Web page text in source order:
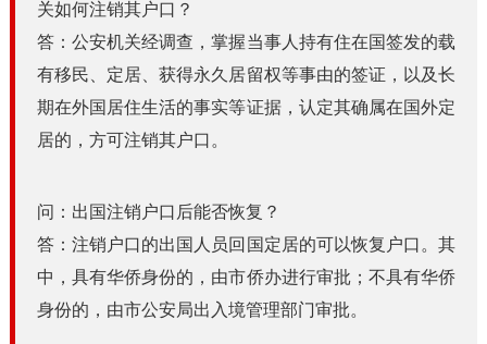
关如何注销其户口？
答：公安机关经调查，掌握当事人持有住在国签发的载
有移民、定居、获得永久居留权等事由的签证，以及长
期在外国居住生活的事实等证据，认定其确属在国外定
居的，方可注销其户口。
问：出国注销户口后能否恢复？
答：注销户口的出国人员回国定居的可以恢复户口。其
中，具有华侨身份的，由市侨办进行审批；不具有华侨
身份的，由市公安局出入境管理部门审批。